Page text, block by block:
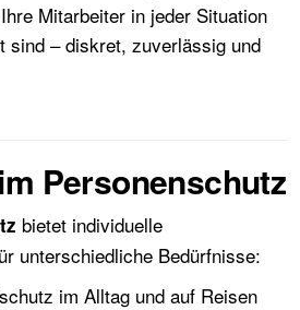
Mitarbeiter in jeder Situation
sind – diskret, zuverlässig und
Personenschutz
bietet individuelle
unterschiedliche Bedürfnisse:
im Alltag und auf Reisen